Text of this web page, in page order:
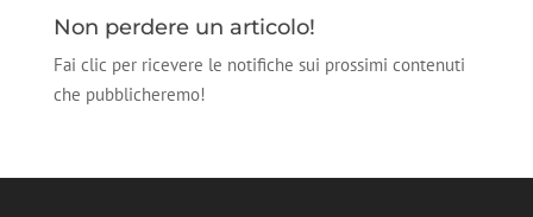
Non perdere un articolo!
Fai clic per ricevere le notifiche sui prossimi contenuti
che pubblicheremo!